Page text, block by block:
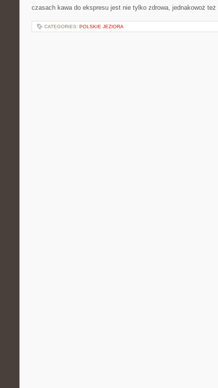
czasach kawa do ekspresu jest nie tylko zdrowa, jednakowoż
CATEGORIES: POLSKIE JEZIORA